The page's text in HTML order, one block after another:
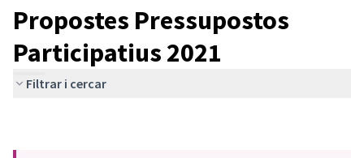
Propostes Pressupostos
Participatius 2021
Filtrar i cercar